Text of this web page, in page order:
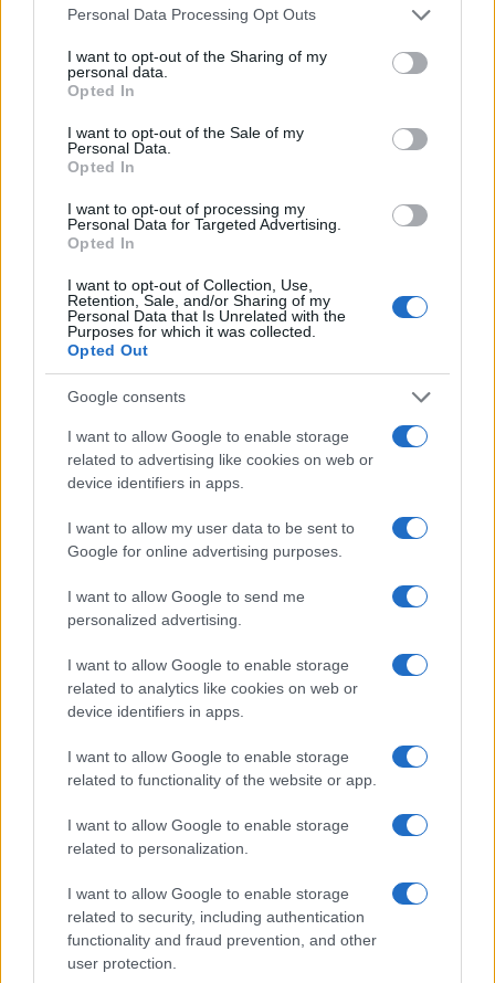
Please note that this website/app uses one or more Google
not limited to your visit or usage behaviour. You may click to
grant or deny consent to Google and its third-party tags to
use your data for below specified purposes in below Google
consent section.
Personal Data Processing Opt Outs
I want to opt-out of the Sharing of my
personal data.
Opted In
I want to opt-out of the Sale of my
Personal Data.
Opted In
I want to opt-out of processing my
Personal Data for Targeted Advertising.
Opted In
I want to opt-out of Collection, Use,
Retention, Sale, and/or Sharing of my
Personal Data that Is Unrelated with the
Purposes for which it was collected.
Opted Out
Google consents
I want to allow Google to enable storage
related to advertising like cookies on web or
device identifiers in apps.
I want to allow my user data to be sent to
Google for online advertising purposes.
I want to allow Google to send me
personalized advertising.
I want to allow Google to enable storage
related to analytics like cookies on web or
device identifiers in apps.
I want to allow Google to enable storage
related to functionality of the website or app.
I want to allow Google to enable storage
related to personalization.
I want to allow Google to enable storage
related to security, including authentication
functionality and fraud prevention, and other
user protection.
sezione Logindal menù del sito o
cliccandoqui
TEMI: Campagna Vaccini Olbia
Vaccini Olbia
Vaccini Over 80 Olbia
Inviaci le tue segnalazioni,
345 356 7512
Notizie in tempo reale?
Entra nel canale telegram di
GalluraOggi.it
Ricevi le nostre ultime news
F
a
ce
b
o
o
T
w
it
te
r
Pi
n
te
re
st
W
h
at
s
A
p
S
h
re
Articolo precedente
Prossimo articolo